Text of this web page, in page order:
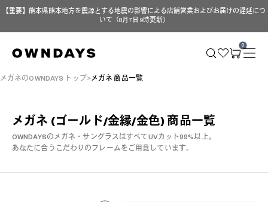
【重要】熊本県熊本地方を震源とする地震の影響による店舗営業およびお届けの遅延につ
いて（8月7日 9時更新）
0
メガネのOWNDAYS トップ メガネ 商品一覧
メガネ (ゴールド/金縁/金色) 商品一覧
OWNDAYSのメガネ・サングラスはすべてUVカット99%以上。
あなたに合うこだわりのフレームをご用意しています。